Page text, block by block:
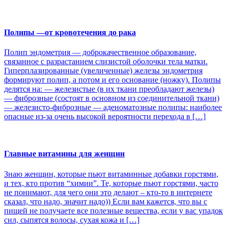
Полипы —от кровотечения до рака
Полип эндометрия — доброкачественное образование,
связанное с разрастанием слизистой оболочки тела матки.
Гиперплазированные (увеличенные) железы эндометрия
формируют полип, а потом и его основание (ножку). Полипы
делятся на: — железистые (в их ткани преобладают железы)
— фиброзные (состоят в основном из соединительной ткани)
— железисто-фиброзные — аденоматозные полипы: наиболее
опасные из-за очень высокой вероятности перехода в […]
Главные витамины для женщин
Знаю женщин, которые пьют витаминные добавки горстями,
и тех, кто против “химии”. Те, которые пьют горстями, часто
не понимают, для чего они это делают – кто-то в интернете
сказал, что надо, значит надо)) Если вам кажется, что вы с
пищей не получаете все полезные вещества, если у вас упадок
сил, сыпятся волосы, сухая кожа и […]